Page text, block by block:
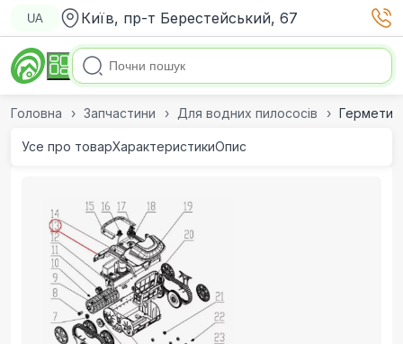
UA Київ, пр-т Берестейський, 67
Головна Запчастини Для водних пилососів
Усе про товарХарактеристикиОпис